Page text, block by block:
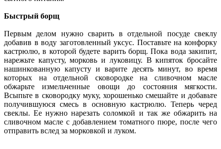
Быстрый борщ
Первым делом нужно сварить в отдельной посуде свеклу
добавив в воду заготовленный уксус. Поставьте на конфорку
кастрюлю, в которой будете варить борщ. Пока вода закипит,
нарежьте капусту, морковь и луковицу. В кипяток бросайте
нашинкованную капусту и варите десять минут, во время
которых на отдельной сковородке на сливочном масле
обжарьте измельченные овощи до состояния мягкости.
Всыпьте в сковородку муку, хорошенько смешайте и добавьте
получившуюся смесь в основную кастрюлю. Теперь черед
свеклы. Ее нужно нарезать соломкой и так же обжарить на
сливочном масле с добавлением томатного пюре, после чего
отправить вслед за морковкой и луком.